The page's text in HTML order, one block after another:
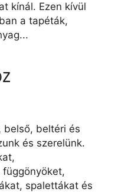
kínál. Ezen kívül
a tapéták,
belső, beltéri és
és szerelünk.
spalettákat és